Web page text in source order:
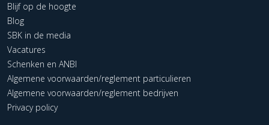
Blijf op de hoogte
Blog
SBK in de media
Vacatures
Schenken en ANBI
Algemene voorwaarden/reglement particulieren
Algemene voorwaarden/reglement bedrijven
Privacy policy